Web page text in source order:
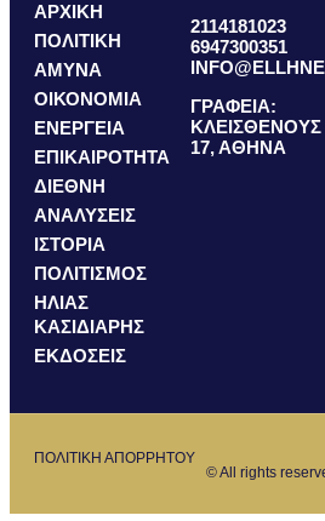
ΑΡΧΙΚΗ
ΠΟΛΙΤΙΚΗ
ΑΜΥΝΑ
ΟΙΚΟΝΟΜΙΑ
ΕΝΕΡΓΕΙΑ
ΕΠΙΚΑΙΡΟΤΗΤΑ
ΔΙΕΘΝΗ
ΑΝΑΛΥΣΕΙΣ
ΙΣΤΟΡΙΑ
ΠΟΛΙΤΙΣΜΟΣ
ΗΛΙΑΣ
ΚΑΣΙΔΙΑΡΗΣ
ΕΚΔΟΣΕΙΣ
2114181023
6947300351
ΓΡΑΦΕΙΑ:
ΚΛΕΙΣΘΕΝΟΥΣ
17, ΑΘΗΝΑ
ΠΟΛΙΤΙΚΗ ΑΠΟΡΡΗΤΟΥ
© All rights